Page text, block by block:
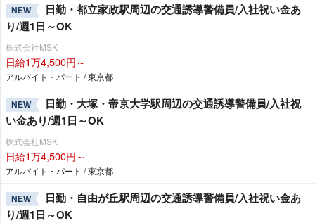
NEW
日勤・都立家政駅周辺の交通誘導警備員/入社祝い金あ
り/週1日～OK
株式会社MSK
日給1万4,500円～
アルバイト・パート / 東京都
NEW
日勤・大塚・帝京大学駅周辺の交通誘導警備員/入社祝
い金あり/週1日～OK
株式会社MSK
日給1万4,500円～
アルバイト・パート / 東京都
NEW
日勤・自由が丘駅周辺の交通誘導警備員/入社祝い金あ
り/週1日～OK